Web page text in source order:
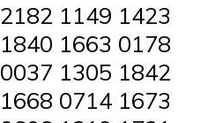
2182 1149 1423
1840 1663 0178
0037 1305 1842
1668 0714 1673